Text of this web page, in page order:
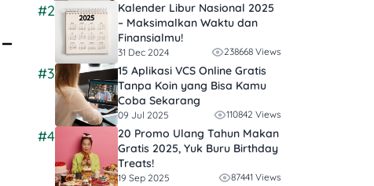
#2
Kalender Libur Nasional 2025
– Maksimalkan Waktu dan
Finansialmu!
31 Dec 2024 238668 Views
#3
15 Aplikasi VCS Online Gratis
Tanpa Koin yang Bisa Kamu
Coba Sekarang
09 Jul 2025 110842 Views
#4
20 Promo Ulang Tahun Makan
Gratis 2025, Yuk Buru Birthday
Treats!
19 Sep 2025 87441 Views